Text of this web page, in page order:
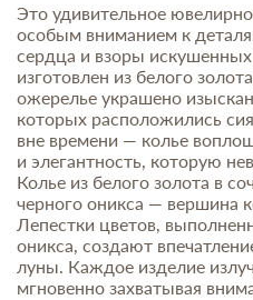
Это удивительное
особым вниманием к
сердца и взоры
изготовлен из белого
ожерелье украшено
которых расположились
вне времени — колье
и элегантность, которую
Колье из белого золота в
черного оникса — вершина
Лепестки цветов,
оникса, создают
луны. Каждое изделие
мгновенно захватывая